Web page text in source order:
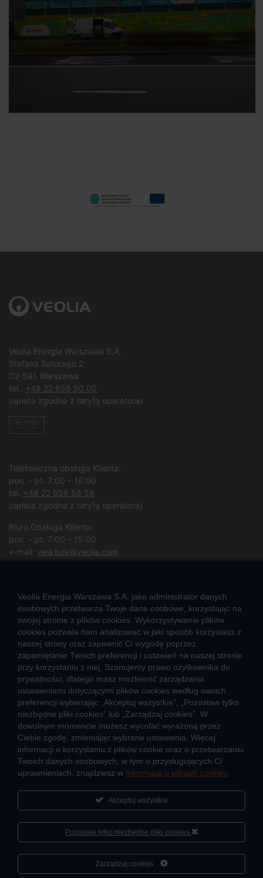
Veolia Energia Warszawa S.A.
Stefana Batorego 2
02-591 Warszawa
tel.: +48 22 658 50 00
(opłata zgodna z taryfą operatora)
Telefoniczna obsługa Klienta:
pon. – pt. 7:00 – 16:00
tel. +48 22 658 58 58
(opłata zgodna z taryfą operatora)
Biuro Obsługa Klienta:
pon. – pt. 7:00 – 15:00
e-mail: vew.bok@veolia.com
CIEPŁO SYSTEMOWE
Zalety ciepła systemowego
Pomyśl ciepło o lokatorach – nie wyłączaj węzła!
TARYFY I CENNIKI
Cennik usług zewnętrznych i opłat dodatkowych
Taryfy dla ciepła
JAK POWSTAJE CIEPŁO
Mapa sieci ciepłowniczej
O firmie
Sportowa akademia Veolia
Fundacja Veolia Polska
Veolia Energia Warszawa S.A. jako administrator danych
osobowych przetwarza Twoje dane osobowe, korzystając na
swojej stronie z plików cookies. Wykorzystywanie plików
cookies pozwala nam analizować w jaki sposób korzystasz z
naszej strony oraz zapewnić Ci wygodę poprzez
zapamiętanie Twoich preferencji i ustawień na naszej stronie
przy korzystaniu z niej. Szanujemy prawo użytkownika do
prywatności, dlatego masz możliwość zarządzania
ustawieniami dotyczącymi plików cookies według swoich
preferencji wybierając „Akceptuj wszystkie”, „Pozostaw tylko
niezbędne pliki cookies” lub „Zarządzaj cookies”. W
dowolnym momencie możesz wycofać wyrażoną przez
Ciebie zgodę, zmieniając wybrane ustawienia. Więcej
informacji o korzystaniu z plików cookie oraz o przetwarzaniu
Twoich danych osobowych, w tym o przysługujących Ci
uprawnieniach, znajdziesz w Informacji o plikach cookies
Akceptuj wszystkie
Pozostaw tylko niezbędne pliki cookies
Zarządzaj cookiesCześć, porozmawiaj ze mną